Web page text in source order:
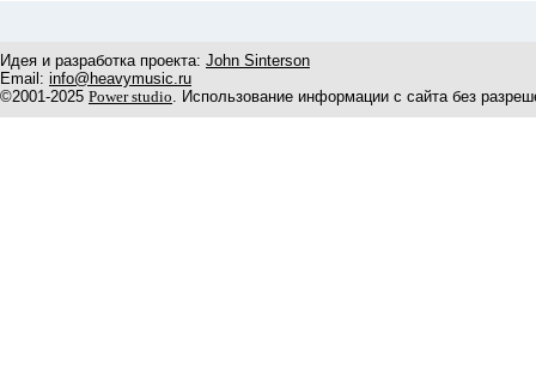
Идея и разработка проекта: John Sinterson
Email: info@heavymusic.ru
©2001-2025 Power studio. Использование информации с сайта без